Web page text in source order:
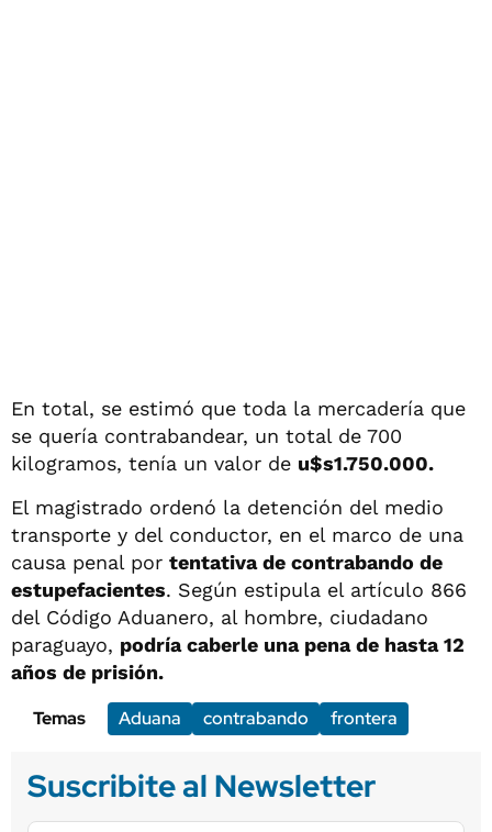
En total, se estimó que toda la mercadería que
se quería contrabandear, un total de 700
kilogramos, tenía un valor de u$s1.750.000.
El magistrado ordenó la detención del medio
transporte y del conductor, en el marco de una
causa penal por tentativa de contrabando de
estupefacientes. Según estipula el artículo 866
del Código Aduanero, al hombre, ciudadano
paraguayo, podría caberle una pena de hasta 12
años de prisión.
Temas
Aduana contrabando frontera
Suscribite al Newsletter